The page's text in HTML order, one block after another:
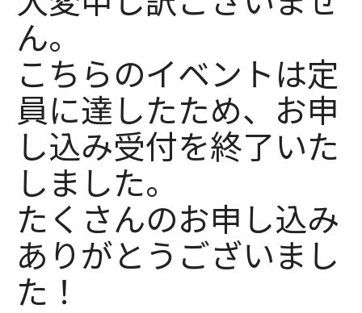
ん。
こちらのイベントは定
員に達したため、お申
し込み受付を終了いた
しました。
たくさんのお申し込み
ありがとうございまし
た！